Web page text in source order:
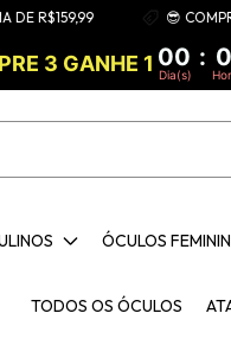
😎 COMPRE 3
3 GANHE 1 00 :
Dia(s)
ÓCULOS
TODOS OS ÓCULOS